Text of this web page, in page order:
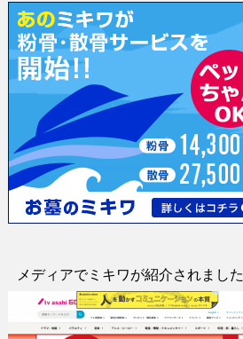
メディアでミキワが紹介されました